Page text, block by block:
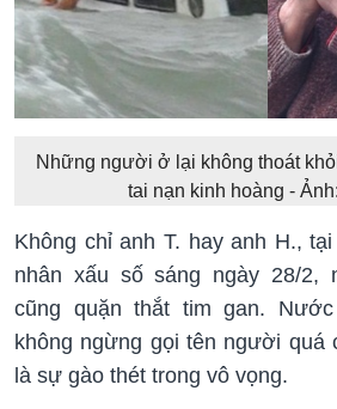
Những người ở lại không thoát
tai nạn kinh hoàng -
Không chỉ anh T. hay anh H.,
nhân xấu số sáng ngày 28/2,
cũng quặn thắt tim gan.
không ngừng gọi tên người quá
là sự gào thét trong vô vọng.